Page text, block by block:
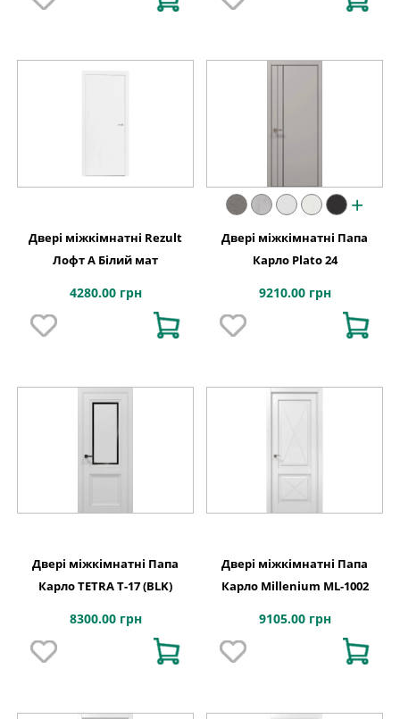
Двері міжкімнатні Rezult
Лофт А Білий мат
4280.00 грн
+
Двері міжкімнатні Папа
Карло Plato 24
9210.00 грн
Двері міжкімнатні Папа
Карло TETRA Т-17 (BLK)
8300.00 грн
Двері міжкімнатні Папа
Карло Millenium ML-1002
9105.00 грн